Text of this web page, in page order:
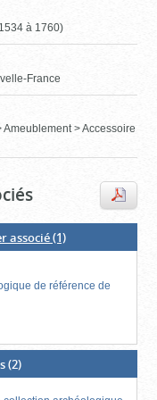
à 1760)
France
> Accessoire
associé(1)
de référence de
(2)